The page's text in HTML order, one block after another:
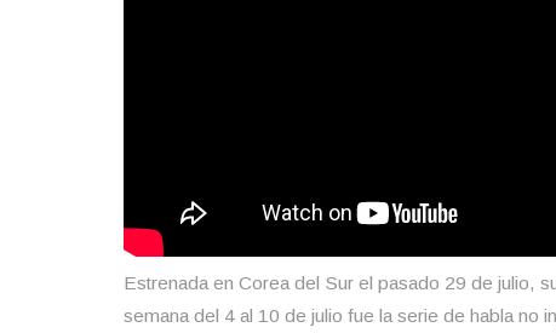
Estrenada en Corea del Sur el pasado 29 de julio,
semana del 4 al 10 de julio fue la serie de habla no